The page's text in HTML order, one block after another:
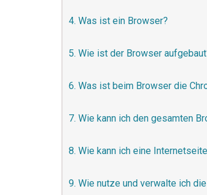
4. Was ist ein Browser?
5. Wie ist der Browser
6. Was ist beim Browser die
7. Wie kann ich den gesamten
8. Wie kann ich eine
9. Wie nutze und verwalte ich